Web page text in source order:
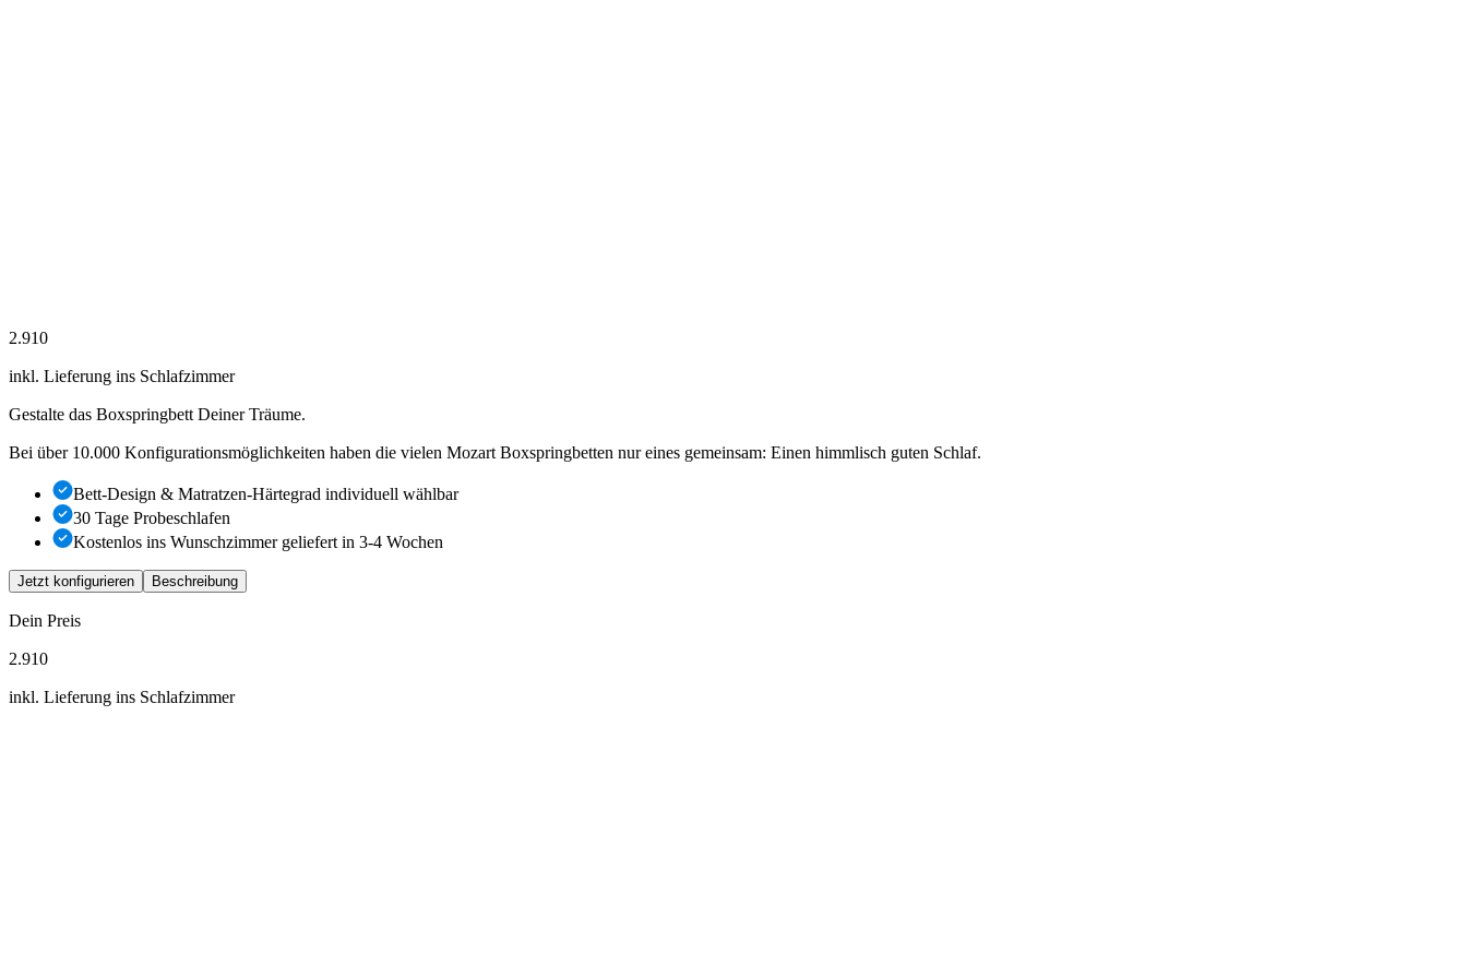
2.910
inkl. Lieferung ins Schlafzimmer
Gestalte das Boxspringbett Deiner Träume.
Bei über 10.000 Konfigurationsmöglichkeiten haben die vielen Mozart Boxspringbetten nur eines gemeinsam: Einen himmlisch guten Schlaf.
Bett-Design & Matratzen-Härtegrad individuell wählbar
30 Tage Probeschlafen
Kostenlos ins Wunschzimmer geliefert in 3-4 Wochen
Jetzt konfigurieren Beschreibung
Dein Preis
2.910
inkl. Lieferung ins Schlafzimmer